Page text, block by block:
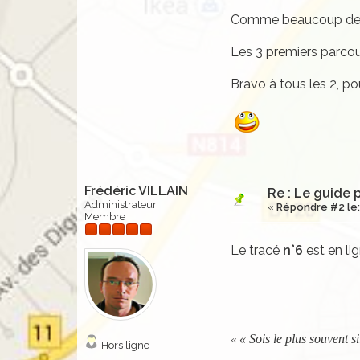
Comme beaucoup
Les 3 premiers
Bravo à tous les 2,
Frédéric VILLAIN
Administrateur
Membre
Hors ligne
Re : Le guide
« Répondre #2 le:
Le tracé n°6 est en
« « Sois le plus souvent